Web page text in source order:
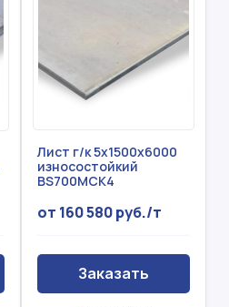
Лист г/к 5x1500x6000
износостойкий
BS700MCK4
от 160 580 руб./т
Заказать